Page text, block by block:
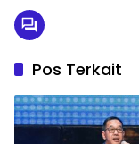
Pos Terkait